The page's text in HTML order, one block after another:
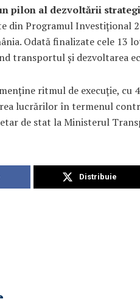
pilon al dezvoltării
din Programul Investițional
Odată finalizate cele 13
transportul și dezvoltarea
ritmul de execuție, cu
lucrărilor în termenul
de stat la Ministerul
Distribuie